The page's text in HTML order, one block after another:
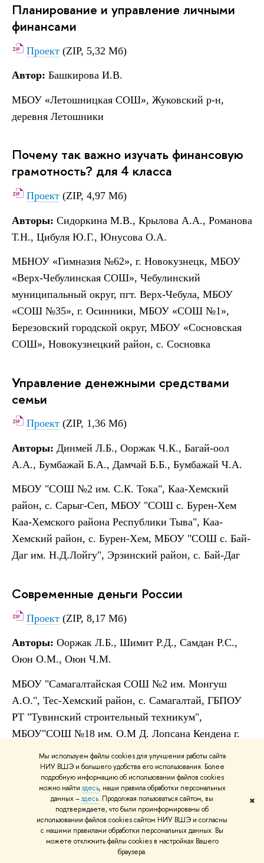
Мы используем файлы cookies для улучшения работы сайта
НИУ ВШЭ и большего удобства его использования. Более
подробную информацию об использовании файлов cookies
можно найти здесь, наши правила обработки персональных
данных –здесь. Продолжая пользоваться сайтом, вы
подтверждаете, что были проинформированы об
использовании файлов cookies сайтом НИУ ВШЭ и согласны
с нашими правилами обработки персональных данных. Вы
можете отключить файлы cookies в настройках Вашего
браузера.
✖
Планирование и управление личными
финансами
Проект (ZIP, 5,32 Мб)
Автор: Башкирова И.В.
МБОУ «Летошницкая СОШ», Жуковский р-н,
деревня Летошники
Почему так важно изучать финансовую
грамотность? для 4 класса
Проект (ZIP, 4,97 Мб)
Авторы: Сидоркина М.В., Крылова А.А., Романова
Т.Н., Цибуля Ю.Г., Юнусова О.А.
МБНОУ «Гимназия №62», г. Новокузнецк, МБОУ
«Верх-Чебулинская СОШ», Чебулинский
муниципальный округ, пгт. Верх-Чебула, МБОУ
«СОШ №35», г. Осинники, МБОУ «СОШ №1»,
Березовский городской округ, МБОУ «Сосновская
СОШ», Новокузнецкий район, с. Сосновка
Управление денежными средствами
семьи
Проект (ZIP, 1,36 Мб)
Авторы: Динмей Л.Б., Ооржак Ч.К., Багай-оол
А.А., Бумбажай Б.А., Дамчай Б.Б., Бумбажай Ч.А.
МБОУ "СОШ №2 им. С.К. Тока", Каа-Хемский
район, с. Сарыг-Сеп, МБОУ "СОШ с. Бурен-Хем
Каа-Хемского района Республики Тыва", Каа-
Хемский район, с. Бурен-Хем, МБОУ "СОШ с. Бай-
Даг им. Н.Д.Лойгу", Эрзинский район, с. Бай-Даг
Современные деньги России
Проект (ZIP, 8,17 Мб)
Авторы: Ооржак Л.Б., Шимит Р.Д., Самдан Р.С.,
Оюн О.М., Оюн Ч.М.
МБОУ "Самагалтайская СОШ №2 им. Монгуш
А.О.", Тес-Хемский район, с. Самагалтай, ГБПОУ
РТ "Тувинский строительный техникум",
МБОУ"СОШ №18 им. О.М Д. Лопсана Кендена г.
Кызыла", г. Кызыл
Планирование и управление личными
финансами
Проект (ZIP, 2,87 Мб)
Васюхно О.Н., Воробьева Е.В., Рязанова